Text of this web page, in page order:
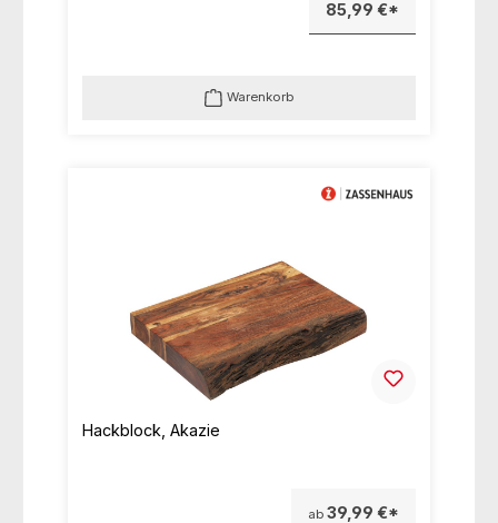
85,99 €*
Warenkorb
Hackblock, Akazie
ab 39,99 €*